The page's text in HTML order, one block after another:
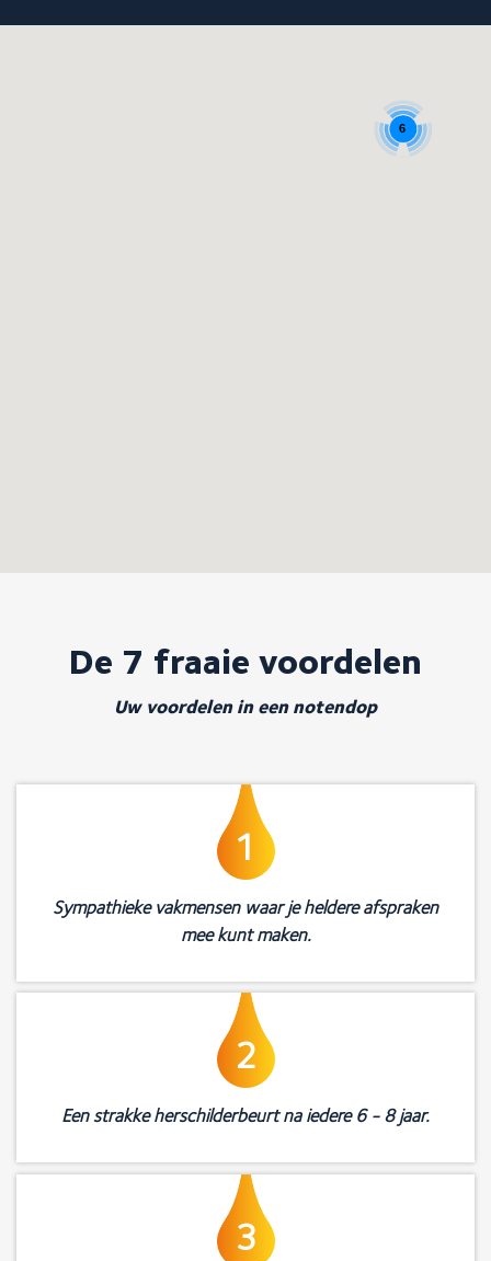
6
De 7 fraaie voordelen
Uw voordelen in een notendop
1
Sympathieke vakmensen waar je heldere afspraken
mee kunt maken.
2
Een strakke herschilderbeurt na iedere 6 - 8 jaar.
3